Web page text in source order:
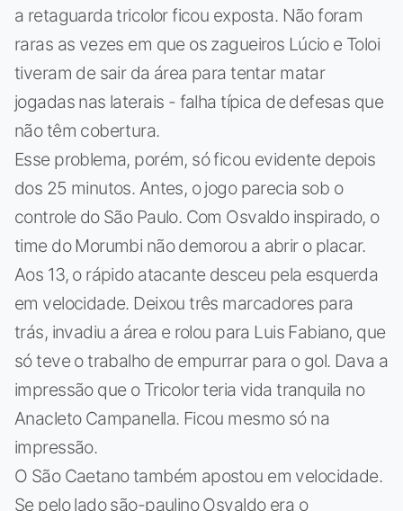
a retaguarda tricolor ficou exposta. Não foram
raras as vezes em que os zagueiros Lúcio e Toloi
tiveram de sair da área para tentar matar
jogadas nas laterais - falha típica de defesas que
não têm cobertura.
Esse problema, porém, só ficou evidente depois
dos 25 minutos. Antes, o jogo parecia sob o
controle do São Paulo. Com Osvaldo inspirado, o
time do Morumbi não demorou a abrir o placar.
Aos 13, o rápido atacante desceu pela esquerda
em velocidade. Deixou três marcadores para
trás, invadiu a área e rolou para Luis Fabiano, que
só teve o trabalho de empurrar para o gol. Dava a
impressão que o Tricolor teria vida tranquila no
Anacleto Campanella. Ficou mesmo só na
impressão.
O São Caetano também apostou em velocidade.
Se pelo lado são-paulino Osvaldo era o